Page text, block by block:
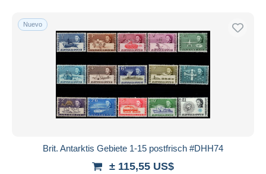
Nuevo
Brit. Antarktis Gebiete 1-15 postfrisch #DHH74
± 115,55 US$